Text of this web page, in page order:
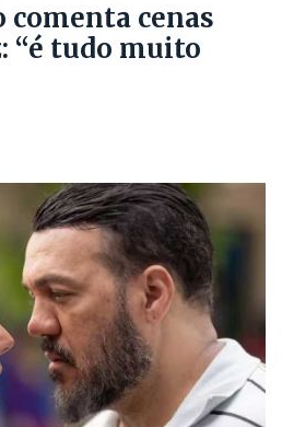
cenas
“é tudo muito